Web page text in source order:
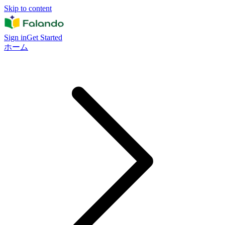
Skip to content
Sign inGet Started
ホーム